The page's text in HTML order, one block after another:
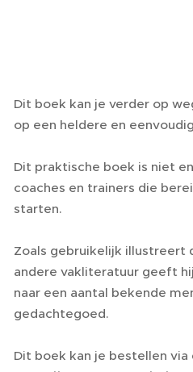
Dit boek kan je verder op
op een heldere en
Dit praktische boek is niet
coaches en trainers die
starten.
Zoals gebruikelijk
andere vakliteratuur geeft
naar een aantal bekende
gedachtegoed.
Dit boek kan je bestellen via